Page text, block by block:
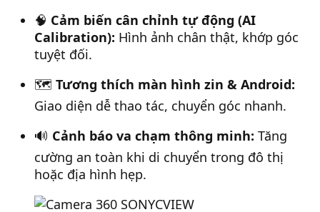
🧠 Cảm biến cân chỉnh tự động (AI
Calibration): Hình ảnh chân thật, khớp góc
tuyệt đối.
🗺️ Tương thích màn hình zin & Android:
Giao diện dễ thao tác, chuyển góc nhanh.
🔊 Cảnh báo va chạm thông minh: Tăng
cường an toàn khi di chuyển trong đô thị
hoặc địa hình hẹp.